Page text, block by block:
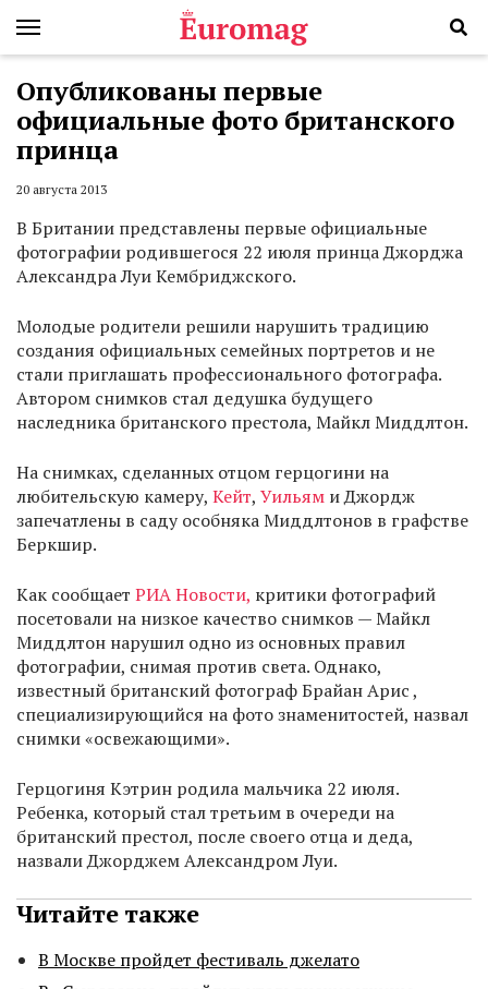
Опубликованы первые
официальные фото британского
принца
20 августа 2013
В Британии представлены первые официальные
фотографии родившегося 22 июля принца Джорджа
Александра Луи Кембриджского.
Молодые родители решили нарушить традицию
создания официальных семейных портретов и не
стали приглашать профессионального фотографа.
Автором снимков стал дедушка будущего
наследника британского престола, Майкл Миддлтон.
На снимках, сделанных отцом герцогини на
любительскую камеру, Кейт, Уильям и Джордж
запечатлены в саду особняка Миддлтонов в графстве
Беркшир.
Как сообщает РИА Новости, критики фотографий
посетовали на низкое качество снимков — Майкл
Миддлтон нарушил одно из основных правил
фотографии, снимая против света. Однако,
известный британский фотограф Брайан Арис ,
специализирующийся на фото знаменитостей, назвал
снимки «освежающими».
Герцогиня Кэтрин родила мальчика 22 июля.
Ребенка, который стал третьим в очереди на
британский престол, после своего отца и деда,
назвали Джорджем Александром Луи.
Читайте также
В Москве пройдет фестиваль джелато